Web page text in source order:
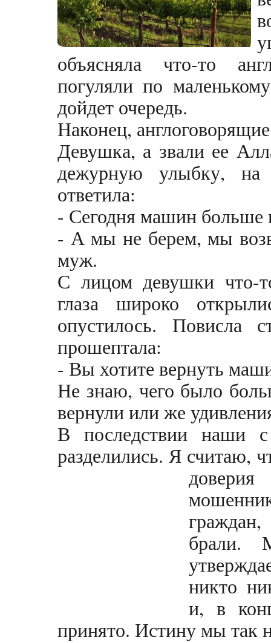
объясняла что-то
погуляли по
дойдет очередь.
Наконец,
Девушка, а звали ее
дежурную улыбку, на
ответила:
- Сегодня машин больше
- А мы не берем, мы
муж.
С лицом девушки что-
глаза широко
опустилось. Повисла
прошептала:
- Вы хотите вернуть
Не знаю, чего было
вернули или же
В последствии наши
разделились. Я считаю,
никто
и, в
принято. Истину мы так